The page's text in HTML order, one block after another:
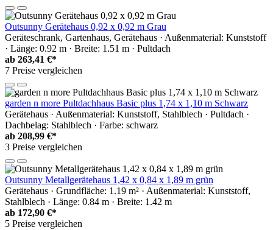
Outsunny Gerätehaus 0,92 x 0,92 m Grau
Geräteschrank, Gartenhaus, Gerätehaus · Außenmaterial: Kunststoff
· Länge: 0.92 m · Breite: 1.51 m · Pultdach
ab 263,41 €*
7 Preise vergleichen
garden n more Pultdachhaus Basic plus 1,74 x 1,10 m Schwarz
Gerätehaus · Außenmaterial: Kunststoff, Stahlblech · Pultdach ·
Dachbelag: Stahlblech · Farbe: schwarz
ab 208,99 €*
3 Preise vergleichen
Outsunny Metallgerätehaus 1,42 x 0,84 x 1,89 m grün
Gerätehaus · Grundfläche: 1.19 m² · Außenmaterial: Kunststoff,
Stahlblech · Länge: 0.84 m · Breite: 1.42 m
ab 172,90 €*
5 Preise vergleichen